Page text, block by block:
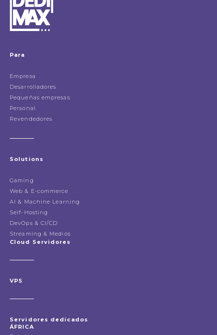
Para
Empresa
Desarrolladores
Pequeñas empresas
Personal
Revendedores
Solutions
Gaming
Web & E-commerce
AI & Machine Learning
Self-Hosting
DevOps & CI/CD
Streaming & Medios
Cloud Servidores
VPS
Servidores dedicados
ÁFRICA